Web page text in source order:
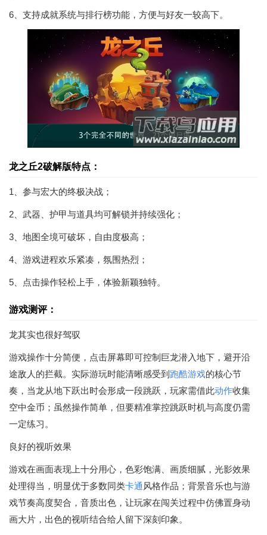
6、支持成就系统与排行榜功能，方便与好友一较高下。
龙之丘2破解版特点：
1、参与宏大的终极决战；
2、武器、护甲与道具均可解锁并持续强化；
3、地图全境可破坏，自由度极高；
4、游戏进程欢乐紧凑，氛围热烈；
5、点击操作轻松上手，体验新颖独特。
游戏测评：
龙其实也很好驾驭
游戏操作十分简便，点击屏幕即可控制巨龙潜入地下，避开沿
途敌人的拦截。实际游玩时能清晰感受到 跑酷游戏的核心节
奏，当龙从地下跃出时会形成一段跳跃，玩家需借此动作收集
空中金币；虽然操作简单，但要精准掌控跳跃时机与高度仍需
一定练习。
良好的视听效果
游戏在画面表现上十分用心，色彩饱满、画质细腻，光影效果
处理得当，明显优于多数同类卡通 风格作品；背景音乐也与游
戏节奏高度契合，音质出色，让玩家在闯关过程中仿佛置身动
画大片，出色的视听结合给人留下深刻印象。